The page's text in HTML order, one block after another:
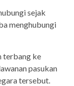
sejak
menghubungi
terbang ke
pasukan
tersebut.